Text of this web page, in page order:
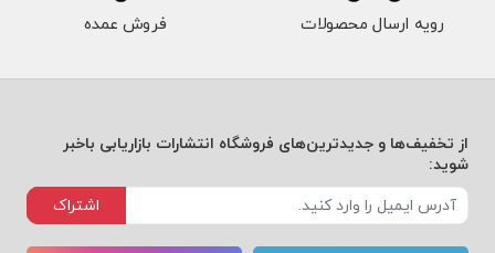
رویه ارسال محصولات فروش عمده
از تخفیف‌ها و جدیدترین‌های فروشگاه انتشارات بازاریابی باخبر
شوید:
اشتراک